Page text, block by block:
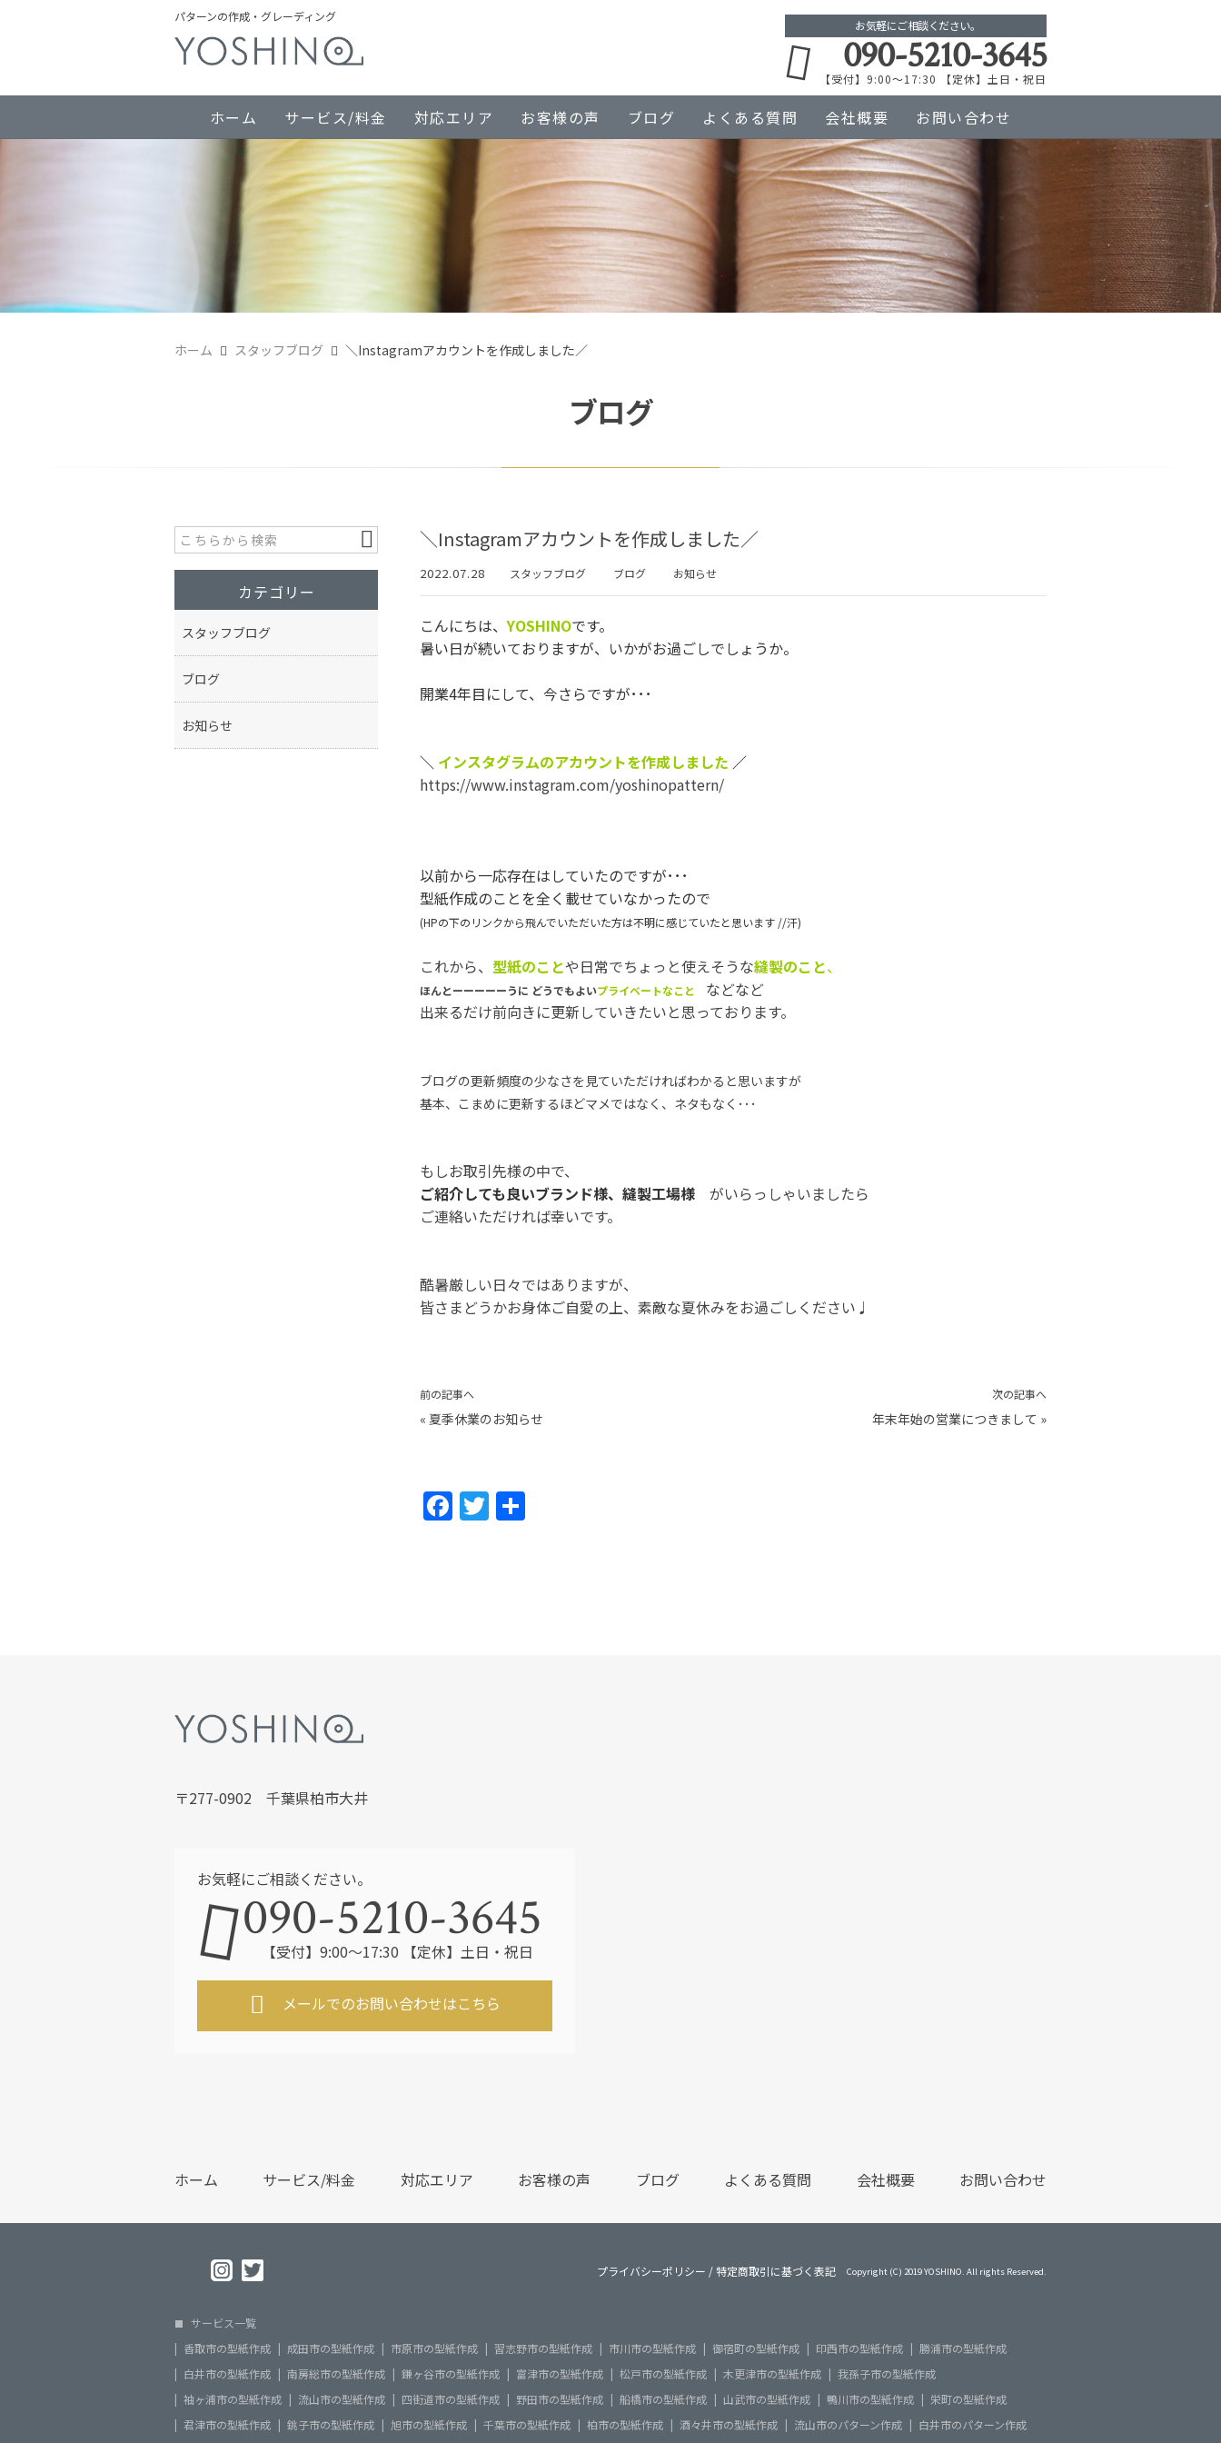
パターンの作成・グレーディング
お気軽にご相談ください。
090-5210-3645
【受付】9:00～17:30 【定休】土日・祝日
ホーム サービス/料金 対応エリア お客様の声 ブログ よくある質問 会社概要 お問い合わせ
ホーム スタッフブログ ＼Instagramアカウントを作成しました／
ブログ
＼Instagramアカウントを作成しました／
2022.07.28 スタッフブログ ブログ お知らせ
こんにちは、YOSHINOです。
暑い日が続いておりますが、いかがお過ごしでしょうか。
開業4年目にして、今さらですが･･･
＼ インスタグラムのアカウントを作成しました ／
https://www.instagram.com/yoshinopattern/
以前から一応存在はしていたのですが･･･
型紙作成のことを全く載せていなかったので
(HPの下のリンクから飛んでいただいた方は不明に感じていたと思います //汗)
これから、 型紙のことや日常でちょっと使えそうな縫製のこと、
ほんとーーーーーうに どうでもよいプライベートなこと
などなど
出来るだけ前向きに更新していきたいと思っております。
ブログの更新頻度の少なさを見ていただければわかると思いますが
基本、こまめに更新するほどマメではなく、ネタもなく･･･
もしお取引先様の中で、
ご紹介しても良いブランド様、縫製工場様
がいらっしゃいましたら
ご連絡いただければ幸いです。
酷暑厳しい日々ではありますが、
皆さまどうかお身体ご自愛の上、素敵な夏休みをお過ごしください♩
前の記事へ
« 夏季休業のお知らせ
次の記事へ
年末年始の営業につきまして »
F T
カテゴリー
スタッフブログ
ブログ
お知らせ
〒277-0902 千葉県柏市大井
お気軽にご相談ください。
090-5210-3645
【受付】9:00～17:30 【定休】土日・祝日
メールでのお問い合わせはこちら
ホーム サービス/料金 対応エリア お客様の声 ブログ よくある質問 会社概要 お問い合わせ
プライバシーポリシー /特定商取引に基づく表記 Copyright (C) 2019 YOSHINO. All rights Reserved.
サービス一覧
香取市の型紙作成
成田市の型紙作成 市原市の型紙作成 習志野市の型紙作成 市川市の型紙作成 御宿町の型紙作成 印西市の型紙作成
勝浦市の型紙作成
白井市の型紙作成
南房総市の型紙作成 鎌ヶ谷市の型紙作成 富津市の型紙作成 松戸市の型紙作成 木更津市の型紙作成
我孫子市の型紙作成
袖ヶ浦市の型紙作成
流山市の型紙作成 四街道市の型紙作成 野田市の型紙作成 船橋市の型紙作成 山武市の型紙作成 鴨川市の型紙作成
栄町の型紙作成
君津市の型紙作成
銚子市の型紙作成 旭市の型紙作成 千葉市の型紙作成 柏市の型紙作成 酒々井市の型紙作成 流山市のパターン作成
白井市のパターン作成